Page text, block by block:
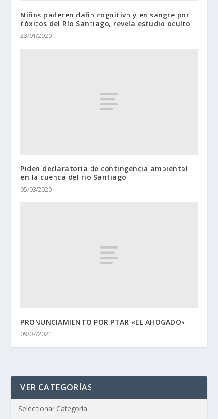
Niños padecen daño cognitivo y en sangre por
tóxicos del Río Santiago, revela estudio oculto
23/01/2020
Piden declaratoria de contingencia ambiental
en la cuenca del río Santiago
05/03/2020
PRONUNCIAMIENTO POR PTAR «EL AHOGADO»
09/07/2021
VER CATEGORÍAS